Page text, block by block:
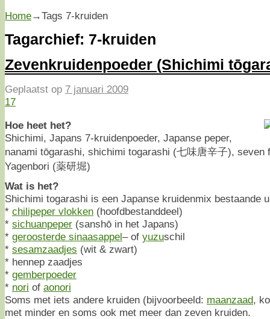
Home→Tags 7-kruiden
Tagarchief: 7-kruiden
Zevenkruidenpoeder (Shichimi
Geplaatst op 7 januari 2009
17
Hoe heet het?
Shichimi, Japans 7-kruidenpoeder, Japanse peper,
nanami tōgarashi, shichimi togarashi (七味唐辛子), seven
Yagenbori (薬研堀)
Wat is het?
Shichimi togarashi is een Japanse kruidenmix bestaande
* chilipeper vlokken (hoofdbestanddeel)
* sichuanpeper (sanshō in het Japans)
* geroosterde sinaasappel– of yuzuschil
* sesamzaadjes (wit & zwart)
* hennep zaadjes
* gemberpoeder
* nori of aonori
Soms met iets andere kruiden (bijvoorbeeld: maanzaad,
met minder en soms ook met meer dan zeven kruiden.